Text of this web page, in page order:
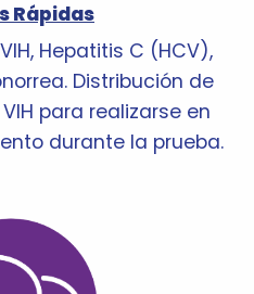
Rápidas
Hepatitis C (HCV),
Distribución de
para realizarse en
durante la prueba.